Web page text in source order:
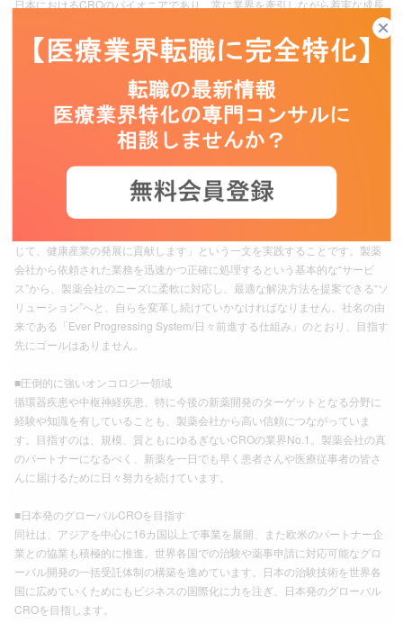
日本におけるCROのパイオニアであり、常に業界を牽引しながら着実な成長
ら、モニタリング、データマネジメント、統計解析、薬事申請、製造販売後
調査に至るまで、フルアウトソーシングが提供できること。臨床開発におけ
るあらゆるアウトソーシングニーズに応え、CRO業界随一の実績を誇ってい
ます。さらに同社の大きな特徴は、EPSグループとしてSMO(治験施設支援)
やCSO(医薬品営業支援)の機能を有していること。製薬会社へ向けた治験の
支援（CRO）から医療機関での治験の実施支援（SMO）、新薬の上市後の営
スをフルラインナップで提供できる数少ない存在です。
■すべては健康産業の発展に貢献するために
じて、健康産業の発展に貢献します」という一文を実践することです。製薬
会社から依頼された業務を迅速かつ正確に処理するという基本的な“サービ
ス”から、製薬会社のニーズに柔軟に対応し、最適な解決方法を提案できる“ソ
リューション”へと、自らを変革し続けていかなければなりません。社名の由
来である「Ever Progressing System/日々前進する仕組み」のとおり、目指す
先にゴールはありません。
■圧倒的に強いオンコロジー領域
循環器疾患や中枢神経疾患、特に今後の新薬開発のターゲットとなる分野に
経験や知識を有していることも、製薬会社から高い信頼につながっていま
す。目指すのは、規模、質ともにゆるぎないCROの業界No.1。製薬会社の真
のパートナーになるべく、新薬を一日でも早く患者さんや医療従事者の皆さ
んに届けるために日々努力を続けています。
■日本発のグローバルCROを目指す
同社は、アジアを中心に16カ国以上で事業を展開、また欧米のパートナー企
業との協業も積極的に推進。世界各国での治験や薬事申請に対応可能なグロ
ーバル開発の一括受託体制の構築を進めています。日本の治験技術を世界各
国に広めていくためにもビジネスの国際化に力を注ぎ、日本発のグローバル
CROを目指します。